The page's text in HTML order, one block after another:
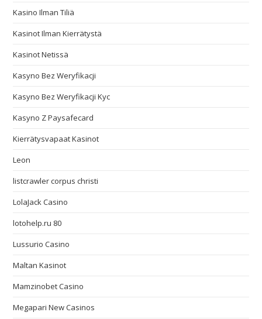
Kasino Ilman Tiliä
Kasinot Ilman Kierrätystä
Kasinot Netissä
Kasyno Bez Weryfikacji
Kasyno Bez Weryfikacji Kyc
Kasyno Z Paysafecard
Kierrätysvapaat Kasinot
Leon
listcrawler corpus christi
LolaJack Casino
lotohelp.ru 80
Lussurio Casino
Maltan Kasinot
Mamzinobet Casino
Megapari New Casinos